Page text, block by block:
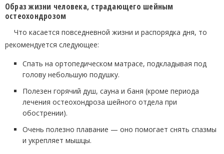
Образ жизни человека, страдающего шейным
остеохондрозом
Что касается повседневной жизни и распорядка дня, то
рекомендуется следующее:
Спать на ортопедическом матрасе, подкладывая под
голову небольшую подушку.
Полезен горячий душ, сауна и баня (кроме периода
лечения остеохондроза шейного отдела при
обострении).
Очень полезно плавание — оно помогает снять спазмы
и укрепляет мышцы.